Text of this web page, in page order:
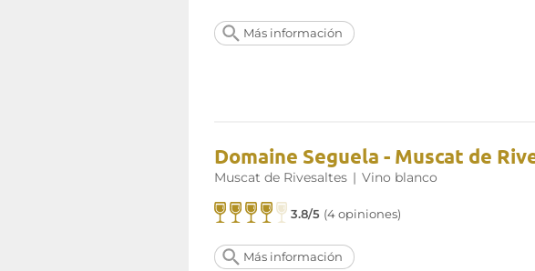
Más información
Domaine Seguela - Muscat de
Muscat de Rivesaltes | Vino blanco
3.8/5 (4 opiniones)
Más información